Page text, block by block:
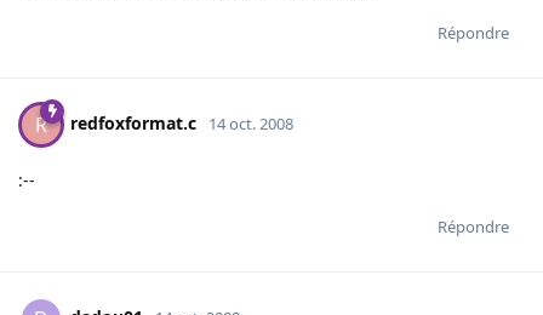
Répondre
R redfoxformat.c 14 oct. 2008
:--
Répondre